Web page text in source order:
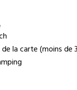
la carte (moins de